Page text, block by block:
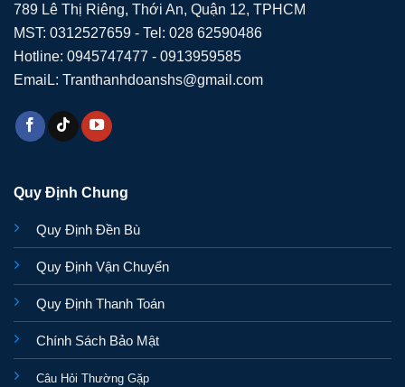
789 Lê Thị Riêng, Thới An, Quận 12, TPHCM
MST: 0312527659 - Tel: 028 62590486
Hotline: 0945747477 - 0913959585
EmaiL: Tranthanhdoanshs@gmail.com
Quy Định Chung
Quy Định Đền Bù
Quy Định Vận Chuyển
Quy Định Thanh Toán
Chính Sách Bảo Mật
Câu Hỏi Thường Gặp